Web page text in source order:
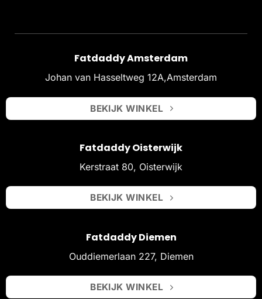
Fatdaddy Amsterdam
Johan van Hasseltweg 12A,Amsterdam
BEKIJK WINKEL
Fatdaddy Oisterwijk
Kerstraat 80, Oisterwijk
BEKIJK WINKEL
Fatdaddy Diemen
Ouddiemerlaan 227, Diemen
BEKIJK WINKEL